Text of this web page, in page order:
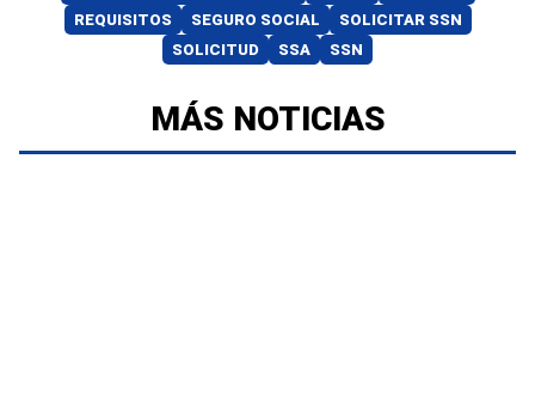
REQUISITOS
SEGURO SOCIAL
SOLICITAR SSN
SOLICITUD
SSA SSN
MÁS NOTICIAS